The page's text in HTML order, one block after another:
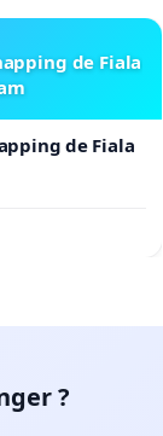
de Fiala
de Fiala
?